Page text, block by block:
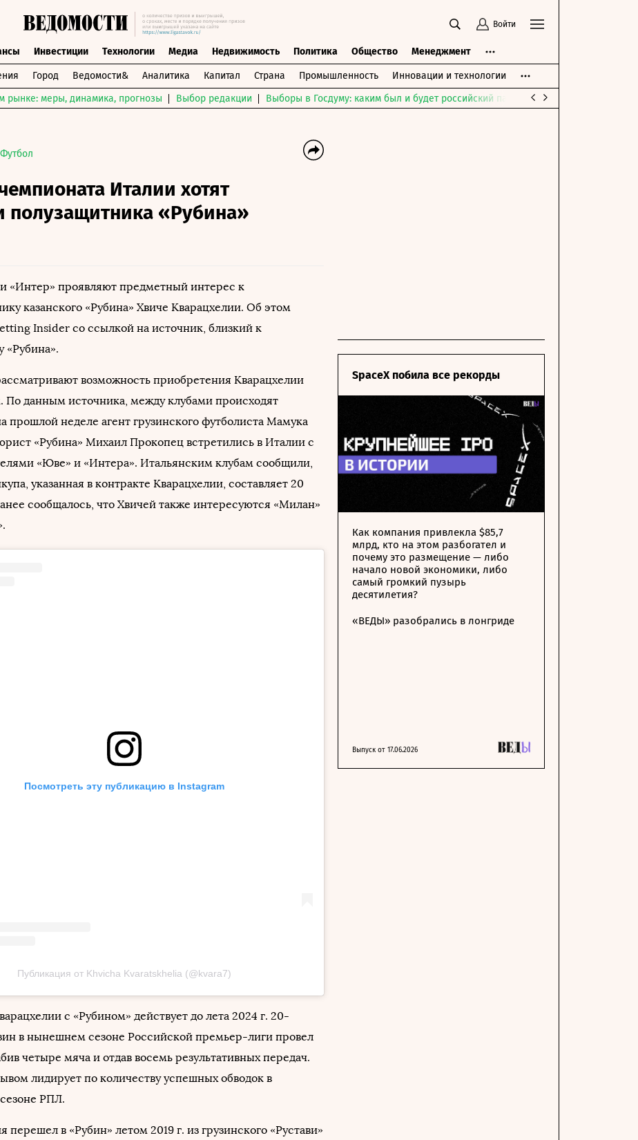
Войти
Инвестиции Технологии Медиа Недвижимость Политика Общество Менеджмент
Город Ведомости& Аналитика Капитал Страна Промышленность Инновации и технологии
рынке: меры, динамика, прогнозы Выбор редакции Выборы в Госдуму: каким был и будет российский парламент
Футбол
Италии хотят
полузащитника «Рубина»
«Интер» проявляют предметный интерес к
казанского «Рубина» Хвиче Кварацхелии. Об этом
Insider со ссылкой на источник, близкий к
«Рубина».
возможность приобретения Кварацхелии
По данным источника, между клубами происходят
прошлой неделе агент грузинского футболиста Мамука
«Рубина» Михаил Прокопец встретились в Италии с
«Юве» и «Интера». Итальянским клубам сообщили,
указанная в контракте Кварацхелии, составляет 20
сообщалось, что Хвичей также интересуются «Милан»
Посмотреть эту публикацию в Instagram
Публикация от Khvicha Kvaratskhelia (@kvara7)
с «Рубином» действует до лета 2024 г. 20-
в нынешнем сезоне Российской премьер-лиги провел
четыре мяча и отдав восемь результативных передач.
лидирует по количеству успешных обводок в
РПЛ.
перешел в «Рубин» летом 2019 г. из грузинского «Рустави»
SpaceX побила все рекорды
Как компания привлекла $85,7
млрд, кто на этом разбогател и
почему это размещение — либо
начало новой экономики, либо
самый громкий пузырь
десятилетия?
«ВЕДЫ» разобрались в лонгриде
Выпуск от 17.06.2026